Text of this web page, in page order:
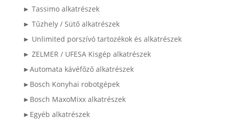
► Tassimo alkatrészek
► Tűzhely / Sütő alkatrészek
► Unlimited porszívó tartozékok és alkatrészek
► ZELMER / UFESA Kisgép alkatrészek
►Automata kávéfőző alkatrészek
►Bosch Konyhai robotgépek
►Bosch MaxoMixx alkatrészek
►Egyéb alkatrészek